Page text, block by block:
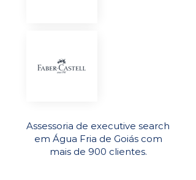
Assessoria de executive search
em Água Fria de Goiás com
mais de 900 clientes.